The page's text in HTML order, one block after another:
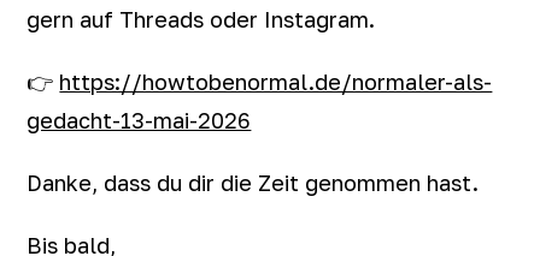
gern auf Threads oder Instagram.
👉 https://howtobenormal.de/normaler-als-
gedacht-13-mai-2026
Danke, dass du dir die Zeit genommen hast.
Bis bald,